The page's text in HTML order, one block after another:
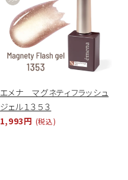
エメナ マグネティフラッシュ
ジェル１３５３
1,993円 (税込)